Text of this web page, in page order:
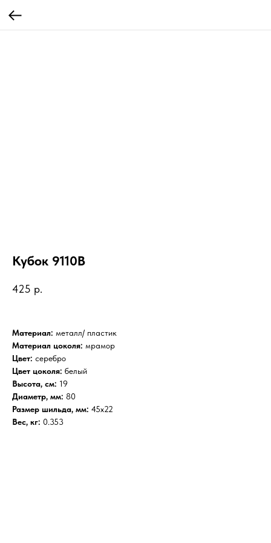
Кубок 9110B
425 р.
Материал: металл/ пластик
Материал цоколя: мрамор
Цвет: серебро
Цвет цоколя: белый
Высота, см: 19
Диаметр, мм: 80
Размер шильда, мм: 45х22
Вес, кг: 0.353